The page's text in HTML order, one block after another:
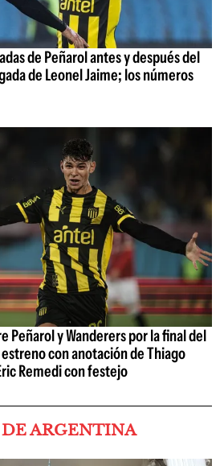
de Peñarol antes y después del
de Leonel Jaime; los números
Peñarol y Wanderers por la final del
con anotación de Thiago
Remedi con festejo
ARGENTINA